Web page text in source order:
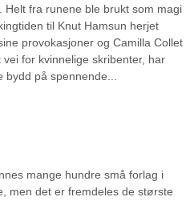
Helt fra runene ble brukt som magi
til Knut Hamsun herjet
provokasjoner og Camilla Collet
vei for kvinnelige skribenter, har
bydd på spennende...
mange hundre små forlag i
men det er fremdeles de største